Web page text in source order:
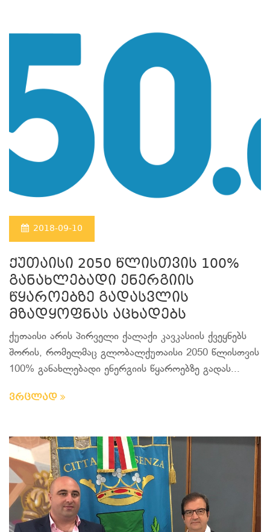
2018-09-10
ქუთაისი 2050 წლისთვის 100%
განახლებადი ენერგიის
წყაროებზე გადასვლის
მზადყოფნას აცხადებს
ქუთაისი არის პირველი ქალაქი კავკასიის ქვეყნებს
შორის, რომელმაც გლობალქუთაისი 2050 წლისთვის
100% განახლებადი ენერგიის წყაროებზე გადას...
ვრცლად